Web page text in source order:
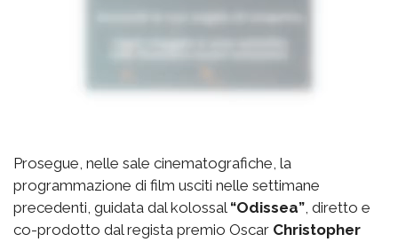
Prosegue, nelle sale cinematografiche, la
programmazione di film usciti nelle settimane
precedenti, guidata dal kolossal “Odissea”, diretto e
co-prodotto dal regista premio Oscar Christopher